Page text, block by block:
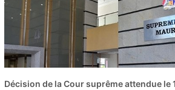
Décision de la Cour suprême attendue le